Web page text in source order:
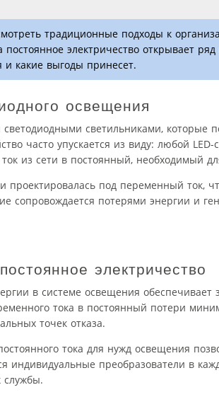
традиционные подходы к
постоянное электричество открывает
и какие выгоды принесет.
освещения
светильниками, которые
часто упускается из виду: любой
из сети в постоянный, необходимый
проектировалась под переменный ток,
сопровождается потерями энергии и
электричество
в системе освещения
тока в постоянный потери
точек отказа.
тока для нужд освещения
индивидуальные преобразователи в
службы.